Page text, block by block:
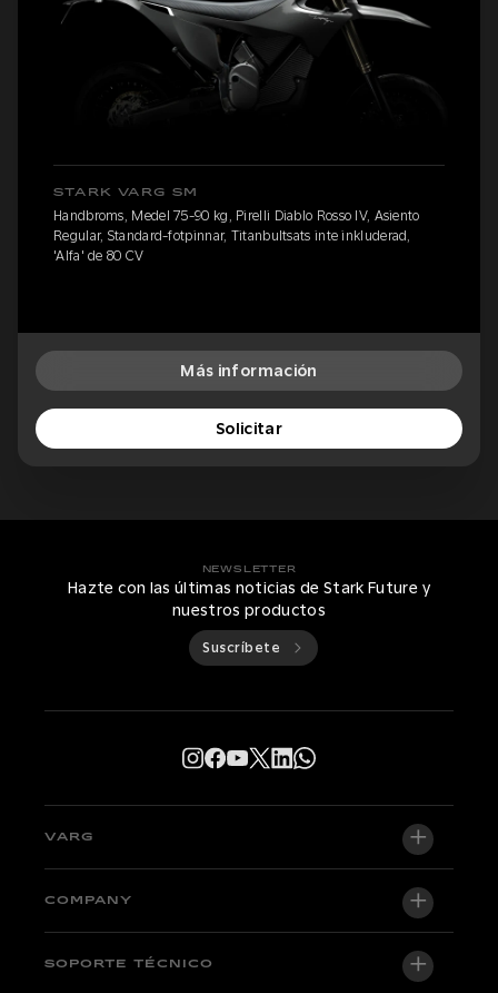
STARK VARG SM
Handbroms, Medel 75-90 kg, Pirelli Diablo Rosso IV, Asiento
Regular, Standard-fotpinnar, Titanbultsats inte inkluderad,
'Alfa' de 80 CV
Más información
Solicitar
NEWSLETTER
Hazte con las últimas noticias de Stark Future y
nuestros productos
Suscríbete
VARG
VARG EX
COMPANY
Quiénes somos
SOPORTE TÉCNICO